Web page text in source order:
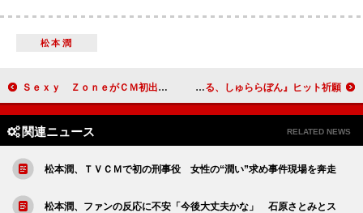
松本潤
Ｓｅｘｙ ＺｏｎｅがＣＭ初出演！ 高機能カメラでさまざまな表情を超スロー撮影 熱愛報道の深キョン「今は仕事が一番」 映画『偉大なる、しゅららぼん』ヒット祈願
関連ニュース RELATED NEWS
松本潤、ＴＶＣＭで初の刑事役 女性の“潤い”求め事件現場を奔走
松本潤、ファンの反応に不安「今後大丈夫かな」 石原さとみとス